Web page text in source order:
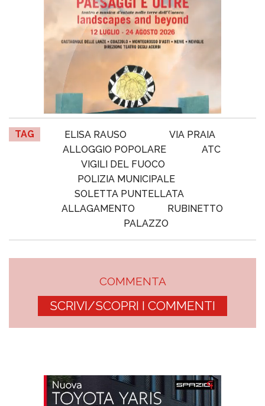
TAG ELISA RAUSO
VIA PRAIA
ALLOGGIO POPOLARE
ATC
VIGILI DEL FUOCO
POLIZIA MUNICIPALE
SOLETTA PUNTELLATA
ALLAGAMENTO
RUBINETTO
PALAZZO
COMMENTA
SCRIVI/SCOPRI I COMMENTI